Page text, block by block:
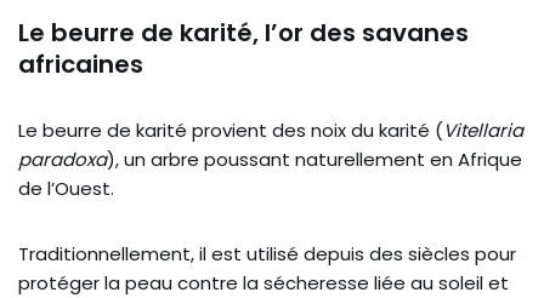
Le beurre de karité, l’or des savanes
africaines
Le beurre de karité provient des noix du karité (Vitellaria
paradoxa), un arbre poussant naturellement en Afrique
de l’Ouest.
Traditionnellement, il est utilisé depuis des siècles pour
protéger la peau contre la sécheresse liée au soleil et